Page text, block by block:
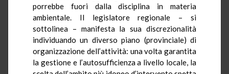
porrebbe fuori dalla disciplina in materia
ambientale. Il legislatore regionale – si
sottolinea – manifesta la sua discrezionalità
individuando un diverso piano (provinciale) di
organizzazione dell’attività: una volta garantita
la gestione e l’autosufficienza a livello locale, la